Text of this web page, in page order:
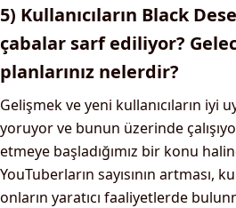
5) Kullanıcıların Black
çabalar sarf ediliyor?
planlarınız nelerdir?
Gelişmek ve yeni kullanıcıların
yoruyor ve bunun üzerinde
etmeye başladığımız bir konu
YouTuberların sayısının artması,
onların yaratıcı faaliyetlerde